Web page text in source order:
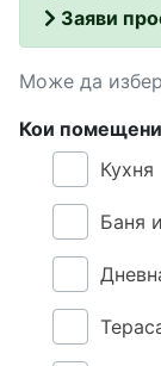
Заяви
Може да
Кои
Кухня
Баня